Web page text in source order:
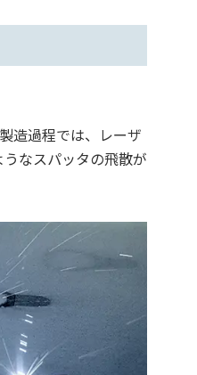
造過程では、レーザ
なスパッタの飛散が